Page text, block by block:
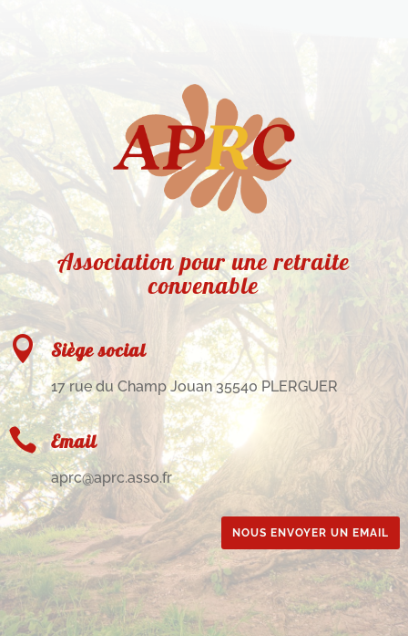
Association pour une retraite
convenable
 Siège social
17 rue du Champ Jouan 35540 PLERGUER
 Email
aprc@aprc.asso.fr
NOUS ENVOYER UN EMAIL